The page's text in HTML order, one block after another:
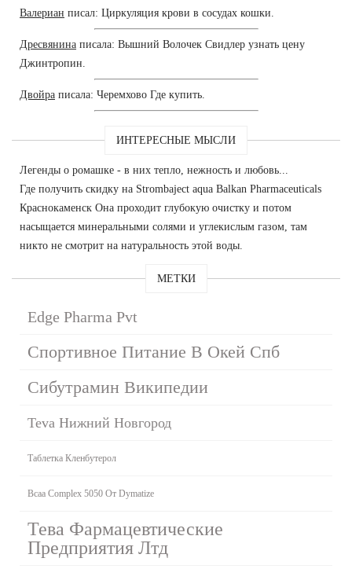
Валериан писал: Циркуляция крови в сосудах кошки.
Дресвянина писала: Вышний Волочек Свидлер узнать цену
Джинтропин.
Двойра писала: Черемхово Где купить.
ИНТЕРЕСНЫЕ МЫСЛИ
Легенды о ромашке - в них тепло, нежность и любовь...
Где получить скидку на Strombaject aqua Balkan Pharmaceuticals
Краснокаменск Она проходит глубокую очистку и потом
насыщается минеральными солями и углекислым газом, там
никто не смотрит на натуральность этой воды.
МЕТКИ
Edge Pharma Pvt
Спортивное Питание В Окей Спб
Сибутрамин Википедии
Teva Нижний Новгород
Таблетка Кленбутерол
Bcaa Complex 5050 От Dymatize
Тева Фармацевтические
Предприятия Лтд